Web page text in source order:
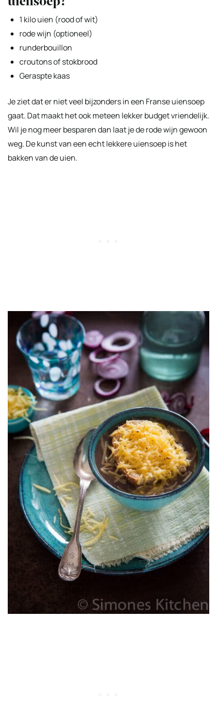
1 kilo uien (rood of wit)
rode wijn (optioneel)
runderbouillon
croutons of stokbrood
Geraspte kaas
Je ziet dat er niet veel bijzonders in een Franse uiensoep
gaat. Dat maakt het ook meteen lekker budget vriendelijk.
Wil je nog meer besparen dan laat je de rode wijn gewoon
weg. De kunst van een echt lekkere uiensoep is het
bakken van de uien.